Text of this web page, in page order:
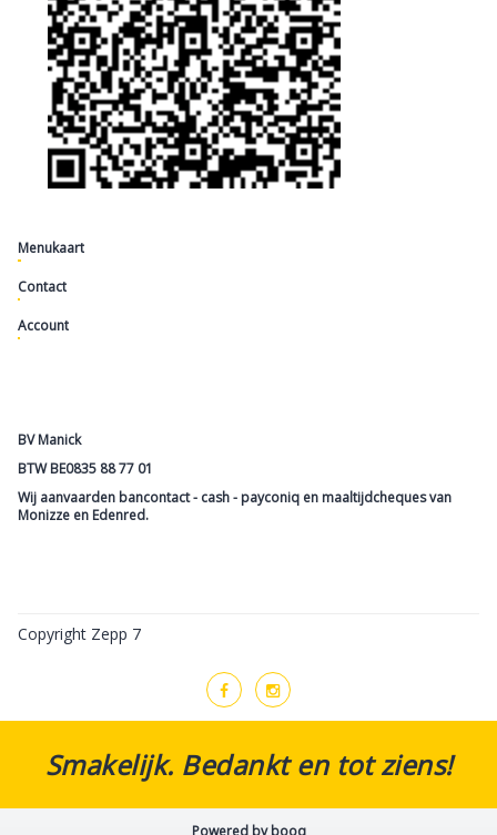
Menukaart
Contact
Account
BV Manick
BTW BE0835 88 77 01
Wij aanvaarden bancontact - cash - payconiq en maaltijdcheques van
Monizze en Edenred.
Copyright Zepp 7
Smakelijk. Bedankt en tot ziens!
Powered by booq